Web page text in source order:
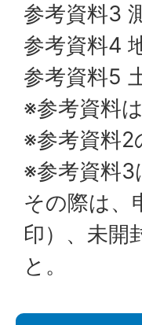
参考資料3
参考資料4
参考資料5
※参考資料
※参考資料2
※参考資料3
その際は、
印）、未開
と。